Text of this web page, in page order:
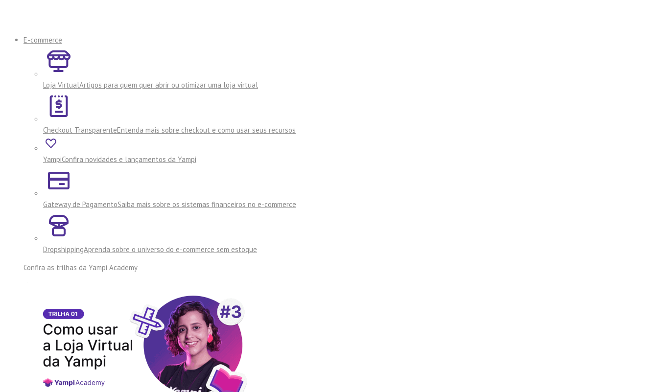
E-commerce
Loja VirtualArtigos para quem quer abrir ou otimizar uma loja virtual
Checkout TransparenteEntenda mais sobre checkout e como usar seus recursos
YampiConfira novidades e lançamentos da Yampi
Gateway de PagamentoSaiba mais sobre os sistemas financeiros no e-commerce
DropshippingAprenda sobre o universo do e-commerce sem estoque
Confira as trilhas da Yampi Academy